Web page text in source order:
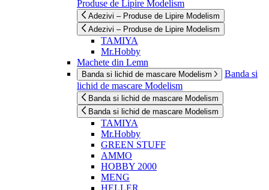
Produse de Lipire Modelism
Adezivi – Produse de Lipire Modelism
Adezivi – Produse de Lipire Modelism
TAMIYA
Mr.Hobby
Machete din Lemn
Banda si lichid de mascare Modelism
Banda si
lichid de mascare Modelism
Banda si lichid de mascare Modelism
Banda si lichid de mascare Modelism
TAMIYA
Mr.Hobby
GREEN STUFF
AMMO
HOBBY 2000
MENG